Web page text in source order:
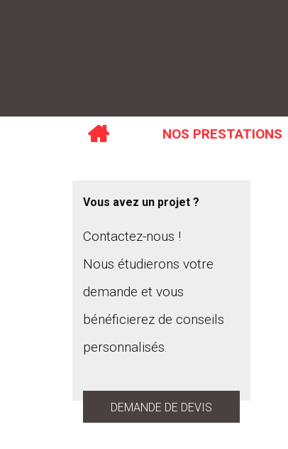
NOS PRESTATIONS
Vous avez un projet ?
Contactez-nous !
Nous étudierons votre
demande et vous
bénéficierez de conseils
personnalisés.
DEMANDE DE DEVIS